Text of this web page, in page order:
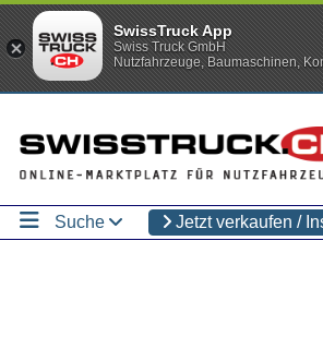
Suche Jetzt verkaufen /
SwissTruck App
Swiss Truck GmbH
Nutzfahrzeuge, Baumaschinen,